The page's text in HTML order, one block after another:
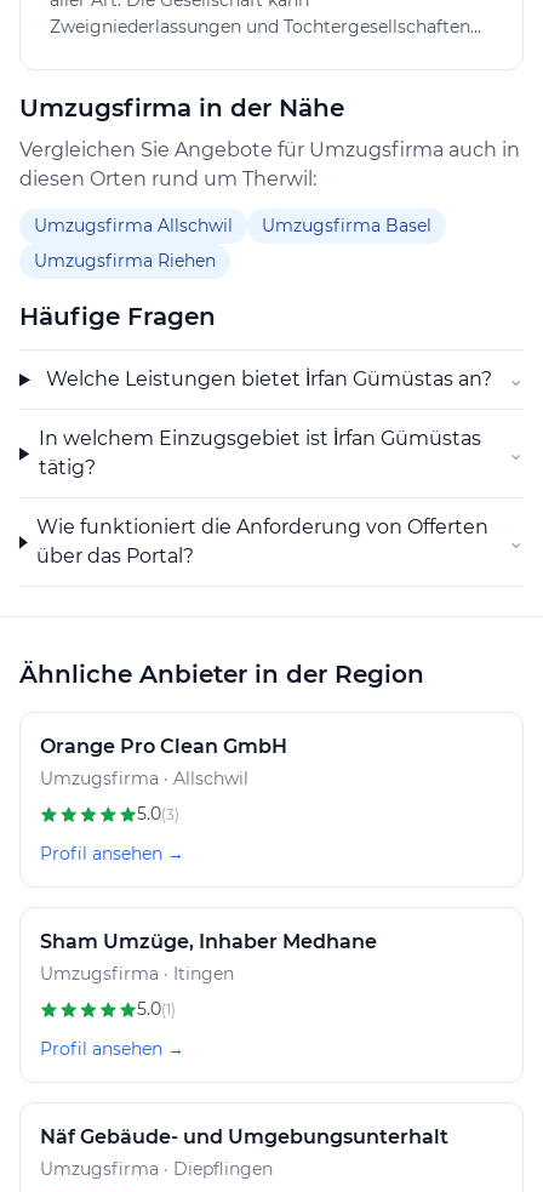
Zweigniederlassungen und Tochtergesellschaften
alle Geschäfte tätigen, die direkt oder indirekt mit
Gesellschaft kann im In- und Ausland
Grundeigentum erwerben, belasten, veräussern und
verwalten. Sie kann auch Finanzierungen für eigene
oder fremde Rechnung vornehmen sowie Garantien
und Bürgschaften für Tochtergesellschaften und
Umzugsfirma in der Nähe
Vergleichen Sie Angebote für Umzugsfirma auch in
diesen Orten rund um Therwil:
Umzugsfirma Allschwil
Umzugsfirma Basel
Umzugsfirma Riehen
Häufige Fragen
Welche Leistungen bietet İrfan Gümüstas an? ⌄
In welchem Einzugsgebiet ist İrfan Gümüstas
tätig?
⌄
Wie funktioniert die Anforderung von Offerten
über das Portal?
⌄
Ähnliche Anbieter in der Region
Orange Pro Clean GmbH
Umzugsfirma · Allschwil
5.0(3)
Profil ansehen →
Sham Umzüge, Inhaber Medhane
Umzugsfirma · Itingen
5.0(1)
Profil ansehen →
Näf Gebäude- und Umgebungsunterhalt
Umzugsfirma · Diepflingen